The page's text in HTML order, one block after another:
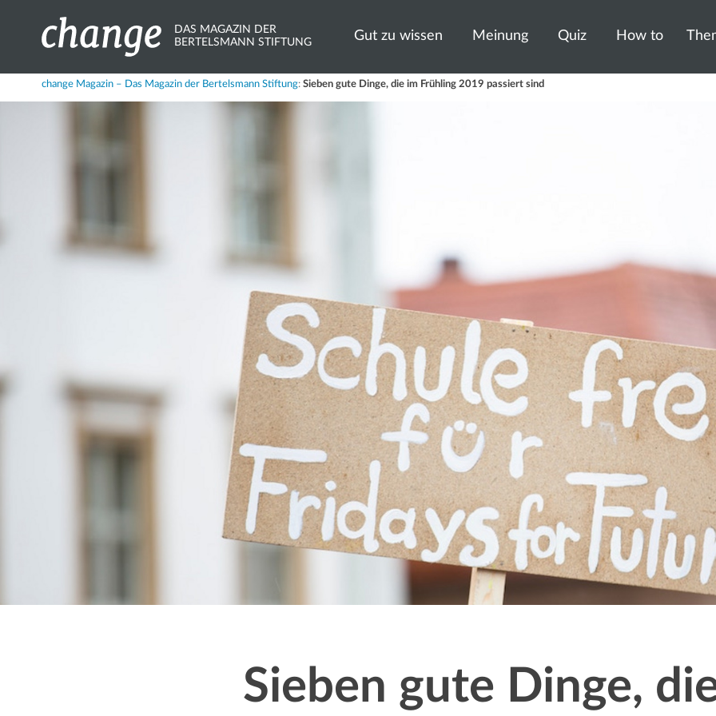
DAS MAGAZIN DER
BERTELSMANN STIFTUNG
Gut zu wissen Meinung Quiz How to
Share
Mastodon
change Magazin – Das Magazin der Bertelsmann Stiftung: Sieben gute Dinge, die im Frühling 2019 passiert sind
Sieben gute Dinge,